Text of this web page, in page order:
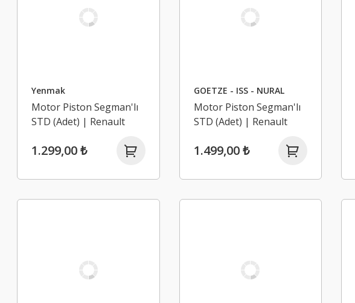
Yenmak
Motor Piston Segman'lı
STD (Adet) | Renault
Scenic 2 2.0 16V F4R
1.299,00 ₺
GOETZE - ISS - NURAL
Motor Piston Segman'lı
STD (Adet) | Renault
Scenic 2 2.0 16V F4R
1.499,00 ₺